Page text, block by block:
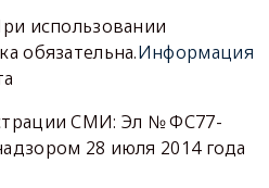
использовании
обязательна.Информация
СМИ: Эл № ФС77-
28 июля 2014 года